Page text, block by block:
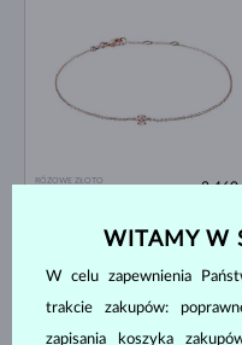
RÓŻOWE ZŁOTO
2 460
WITAMY W
W celu zapewnienia
trakcie zakupów:
zapisania koszyka